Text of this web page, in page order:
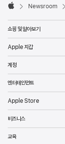
Footer

Newsroom
쇼핑 및 알아보기
Apple 지갑
계정
엔터테인먼트
Apple Store
비즈니스
교육